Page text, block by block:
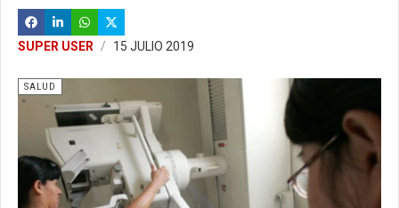
SUPER USER 15 JULIO 2019
SALUD